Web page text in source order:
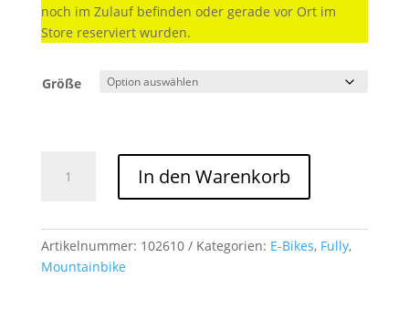
noch im Zulauf befinden oder gerade vor Ort im
Store reserviert wurden.
Größe
Stereo
HPC
SLX
In den Warenkorb
Artikelnummer: 102610 Kategorien: E-Bikes, Fully,
Mountainbike